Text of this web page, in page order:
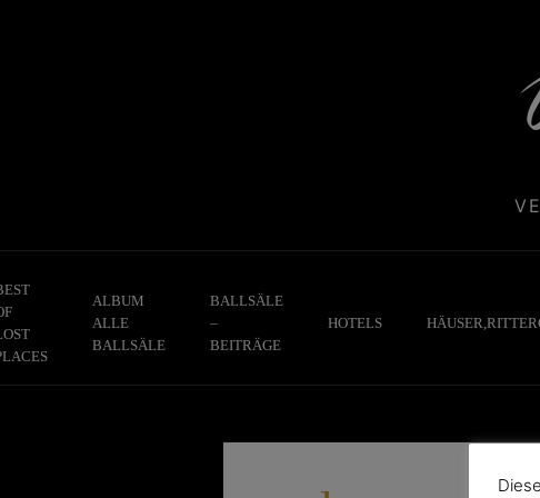
ALBUM
ALLE
BALLSÄLE
BALLSÄLE
–
BEITRÄGE
HOTELS